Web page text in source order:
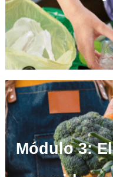
Módulo 3: